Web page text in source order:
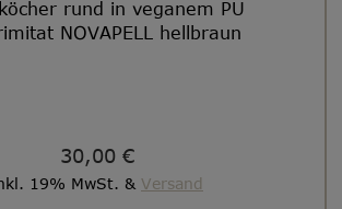
rund in veganem PU
NOVAPELL hellbraun
30,00 €
19% MwSt. & Versand